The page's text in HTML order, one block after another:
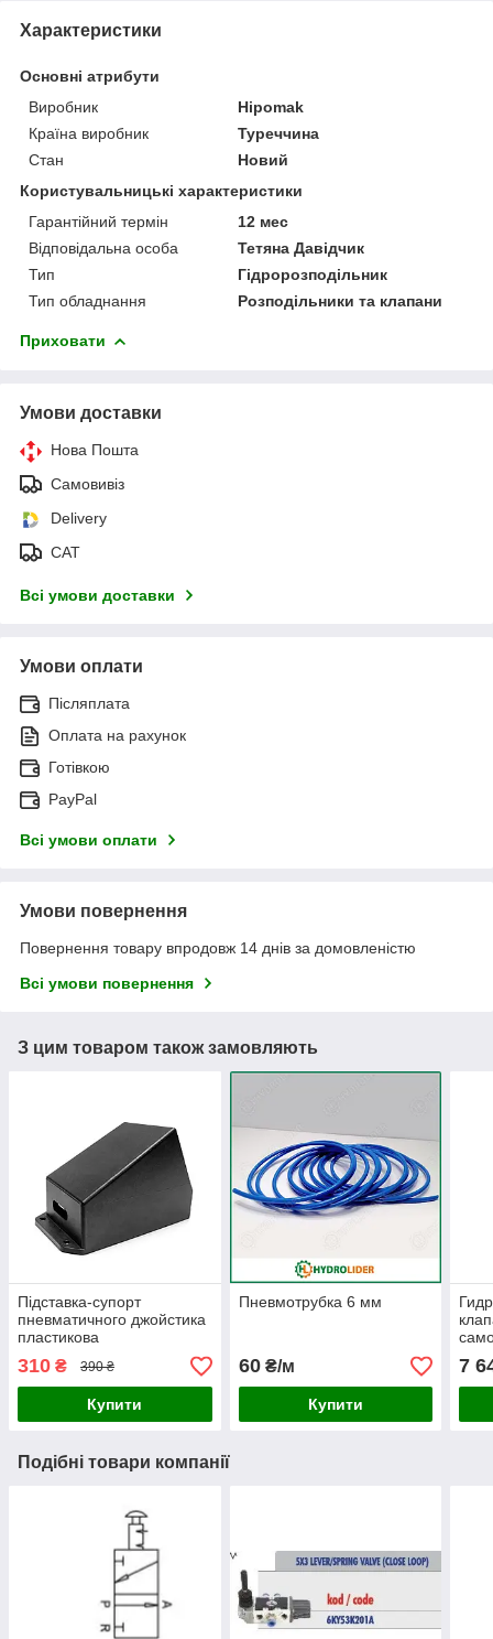
Характеристики
Основні атрибути
Виробник
Hipomak
Країна виробник
Туреччина
Стан
Новий
Користувальницькі характеристики
Гарантійний термін
12 мес
Відповідальна особа
Тетяна Давідчик
Тип
Гідророзподільник
Тип обладнання
Розподільники та клапани
Приховати
Умови доставки
Нова Пошта
Самовивіз
Delivery
САТ
Всі умови доставки
Умови оплати
Післяплата
Оплата на рахунок
Готівкою
PayPal
Всі умови оплати
Умови повернення
Повернення товару впродовж 14 днів за домовленістю
Всі умови повернення
З цим товаром також замовляють
Підставка-супорт
пневматичного джойстика
пластикова
310 ₴ 390 ₴
Купити
Пневмотрубка 6 мм
60₴/м
Купити
7
Подібні товари компанії